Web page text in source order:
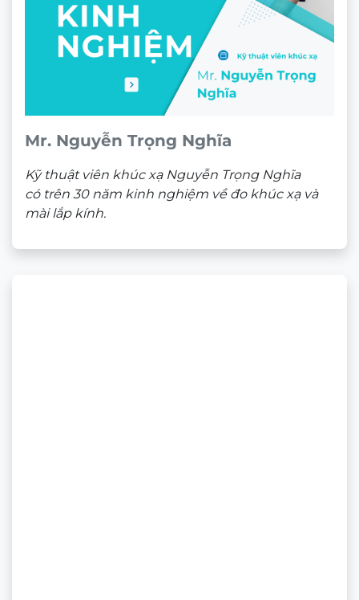
Mr. Nguyễn Trọng Nghĩa
Kỹ thuật viên khúc xạ Nguyễn Trọng Nghĩa
có trên 30 năm kinh nghiệm về đo khúc xạ và
mài lắp kính.